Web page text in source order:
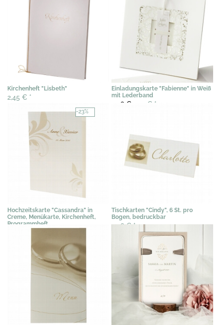
Kirchenheft "Lisbeth"
2,45 € *
Einladungskarte "Fabienne" in Weiß
mit Lederband
2,56 € 1,79 € *
-23%
Hochzeitskarte "Cassandra" in
Creme, Menükarte, Kirchenheft,
Programmheft
Tischkarten "Cindy", 6 St. pro
Bogen, bedruckbar
2,36 €*